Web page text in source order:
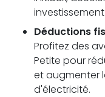
investissement.
Déductions
Profitez des
Petite pour
et augmenter
d'électricité.